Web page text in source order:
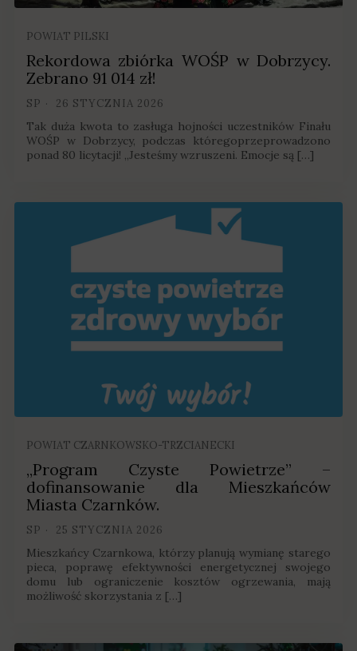
POWIAT PILSKI
Rekordowa zbiórka WOŚP w Dobrzycy.
Zebrano 91 014 zł!
SP 26 STYCZNIA 2026
Tak duża kwota to zasługa hojności uczestników Finału
WOŚP w Dobrzycy, podczas któregoprzeprowadzono
ponad 80 licytacji! „Jesteśmy wzruszeni. Emocje są […]
POWIAT CZARNKOWSKO-TRZCIANECKI
„Program Czyste Powietrze” –
dofinansowanie dla Mieszkańców
Miasta Czarnków.
SP 25 STYCZNIA 2026
Mieszkańcy Czarnkowa, którzy planują wymianę starego
pieca, poprawę efektywności energetycznej swojego
domu lub ograniczenie kosztów ogrzewania, mają
możliwość skorzystania z […]